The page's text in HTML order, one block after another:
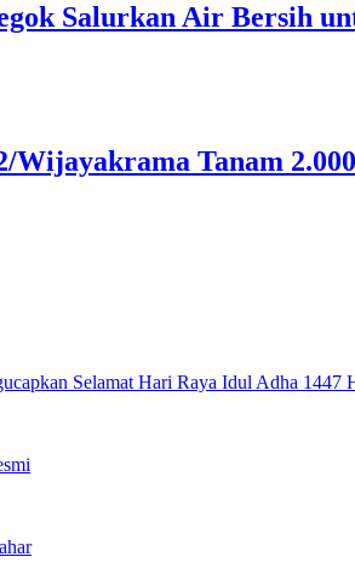
Salurkan Air Bersih
Tanam
Selamat Hari Raya Idul Adha 1447